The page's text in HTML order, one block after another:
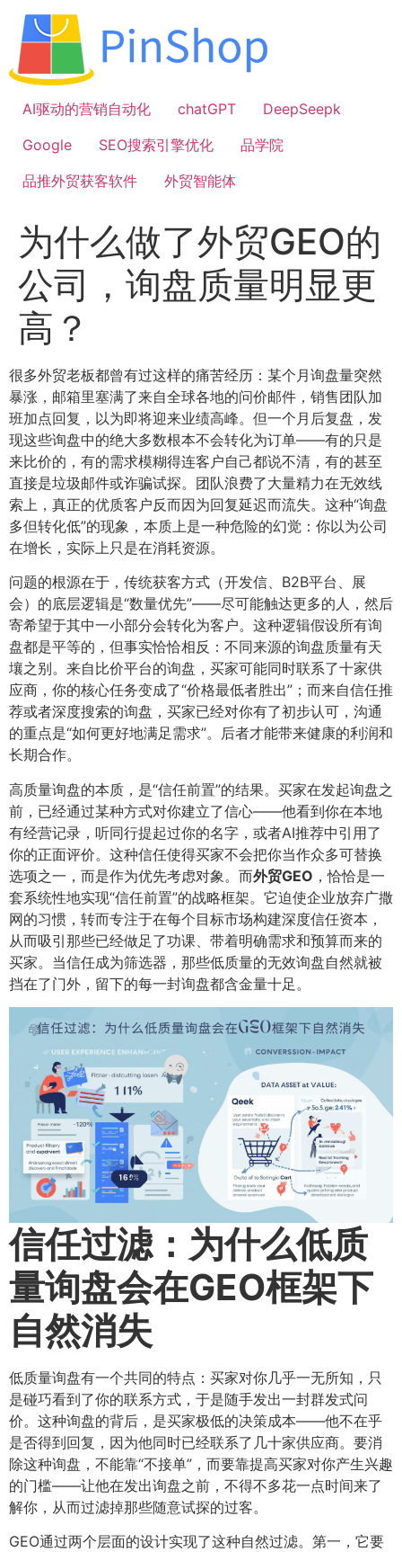
容
AI驱动的营销自动化
chatGPT
DeepSeepk
Google
SEO搜索引擎优化
品学院
品推外贸获客软件
外贸智能体
为什么做了外贸GEO的
公司，询盘质量明显更
高？
很多外贸老板都曾有过这样的痛苦经历：某个月询盘量突然
暴涨，邮箱里塞满了来自全球各地的问价邮件，销售团队加
班加点回复，以为即将迎来业绩高峰。但一个月后复盘，发
现这些询盘中的绝大多数根本不会转化为订单——有的只是
来比价的，有的需求模糊得连客户自己都说不清，有的甚至
直接是垃圾邮件或诈骗试探。团队浪费了大量精力在无效线
索上，真正的优质客户反而因为回复延迟而流失。这种“询盘
多但转化低”的现象，本质上是一种危险的幻觉：你以为公司
在增长，实际上只是在消耗资源。
问题的根源在于，传统获客方式（开发信、B2B平台、展
会）的底层逻辑是“数量优先”——尽可能触达更多的人，然后
寄希望于其中一小部分会转化为客户。这种逻辑假设所有询
盘都是平等的，但事实恰恰相反：不同来源的询盘质量有天
壤之别。来自比价平台的询盘，买家可能同时联系了十家供
应商，你的核心任务变成了“价格最低者胜出”；而来自信任推
荐或者深度搜索的询盘，买家已经对你有了初步认可，沟通
的重点是“如何更好地满足需求”。后者才能带来健康的利润和
长期合作。
高质量询盘的本质，是“信任前置”的结果。买家在发起询盘之
前，已经通过某种方式对你建立了信心——他看到你在本地
有经营记录，听同行提起过你的名字，或者AI推荐中引用了
你的正面评价。这种信任使得买家不会把你当作众多可替换
选项之一，而是作为优先考虑对象。而外贸GEO ​，恰恰是一
套系统性地实现“信任前置”的战略框架。它迫使企业放弃广撒
网的习惯，转而专注于在每个目标市场构建深度信任资本，
从而吸引那些已经做足了功课、带着明确需求和预算而来的
买家。当信任成为筛选器，那些低质量的无效询盘自然就被
挡在了门外，留下的每一封询盘都含金量十足。
信任过滤：为什么低质
量询盘会在GEO框架下
自然消失
低质量询盘有一个共同的特点：买家对你几乎一无所知，只
是碰巧看到了你的联系方式，于是随手发出一封群发式问
价。这种询盘的背后，是买家极低的决策成本——他不在乎
是否得到回复，因为他同时已经联系了几十家供应商。要消
除这种询盘，不能靠“不接单”，而要靠提高买家对你产生兴趣
的门槛——让他在发出询盘之前，不得不多花一点时间来了
解你，从而过滤掉那些随意试探的过客。
GEO通过两个层面的设计实现了这种自然过滤。第一，它要